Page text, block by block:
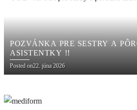
POZVÁNKA PRE SESTRY A
ASISTENTKY !!
Posted on22. júna 2026